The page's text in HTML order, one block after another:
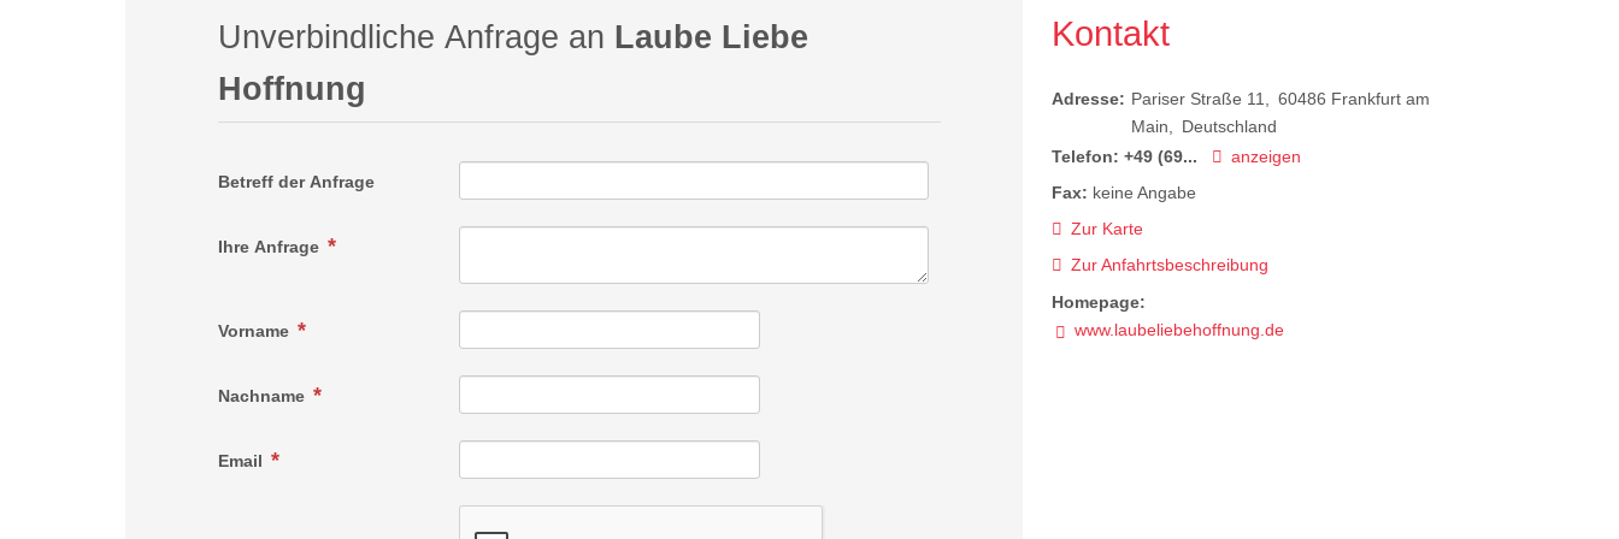
Unverbindliche Anfrage an Laube Liebe
Hoffnung
Betreff der Anfrage
Ihre Anfrage
Vorname
Nachname
Email
Kontakt
Adresse: Pariser Straße 11 60486 Frankfurt am
Main
Deutschland
Telefon: +49 (69...
anzeigen
Fax: keine Angabe
Zur Karte
Zur Anfahrtsbeschreibung
Homepage:
www.laubeliebehoffnung.de